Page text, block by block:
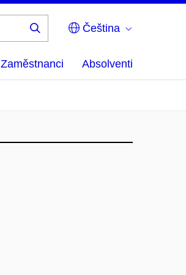
Čeština
Zaměstnanci Absolventi